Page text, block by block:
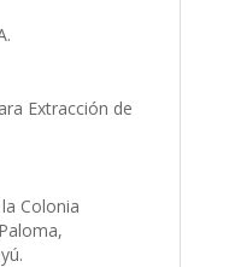
Extracción de
Colonia